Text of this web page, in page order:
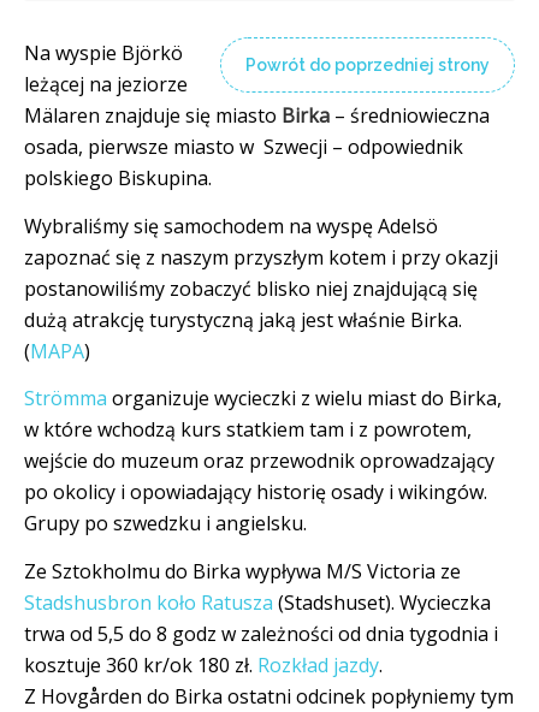
Powrót do poprzedniej strony
Na wyspie Björkö
leżącej na jeziorze
Mälaren znajduje się miasto Birka – średniowieczna
osada, pierwsze miasto w Szwecji – odpowiednik
polskiego Biskupina.
Wybraliśmy się samochodem na wyspę Adelsö
zapoznać się z naszym przyszłym kotem i przy okazji
postanowiliśmy zobaczyć blisko niej znajdującą się
dużą atrakcję turystyczną jaką jest właśnie Birka.
(MAPA)
Strömma organizuje wycieczki z wielu miast do Birka,
w które wchodzą kurs statkiem tam i z powrotem,
wejście do muzeum oraz przewodnik oprowadzający
po okolicy i opowiadający historię osady i wikingów.
Grupy po szwedzku i angielsku.
Ze Sztokholmu do Birka wypływa M/S Victoria ze
Stadshusbron koło Ratusza (Stadshuset). Wycieczka
trwa od 5,5 do 8 godz w zależności od dnia tygodnia i
kosztuje 360 kr/ok 180 zł. Rozkład jazdy.
Z Hovgården do Birka ostatni odcinek popłyniemy tym